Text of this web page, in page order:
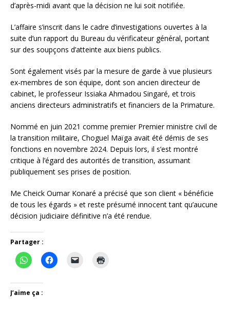
d’après-midi avant que la décision ne lui soit notifiée.
L’affaire s’inscrit dans le cadre d’investigations ouvertes à la
suite d’un rapport du Bureau du vérificateur général, portant
sur des soupçons d’atteinte aux biens publics.
Sont également visés par la mesure de garde à vue plusieurs
ex-membres de son équipe, dont son ancien directeur de
cabinet, le professeur Issiaka Ahmadou Singaré, et trois
anciens directeurs administratifs et financiers de la Primature.
Nommé en juin 2021 comme premier Premier ministre civil de
la transition militaire, Choguel Maïga avait été démis de ses
fonctions en novembre 2024. Depuis lors, il s’est montré
critique à l’égard des autorités de transition, assumant
publiquement ses prises de position.
Me Cheick Oumar Konaré a précisé que son client « bénéficie
de tous les égards » et reste présumé innocent tant qu’aucune
décision judiciaire définitive n’a été rendue.
Partager :
J’aime ça :